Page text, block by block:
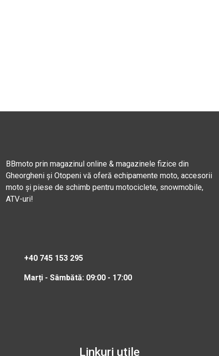
BBmoto prin magazinul online & magazinele fizice din
Gheorgheni și Otopeni vă oferă echipamente moto, accesorii
moto și piese de schimb pentru motociclete, snowmobile,
ATV-uri!
+40 745 153 295
Marți - Sâmbătă: 09:00 - 17:00
Linkuri utile